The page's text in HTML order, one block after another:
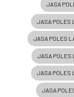
JASA
JASA POLES
JASA POLES
JASA POLES
JASA POLES
JASA